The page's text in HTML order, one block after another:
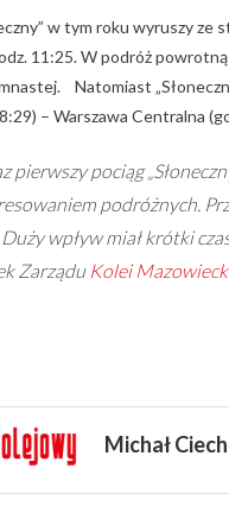
w tym roku wyruszy
11:25. W podróż
Natomiast
– Warszawa Centralna
pierwszy pociąg
podróżnych.
wpływ miał krótki
Zarządu Kolei
Michał